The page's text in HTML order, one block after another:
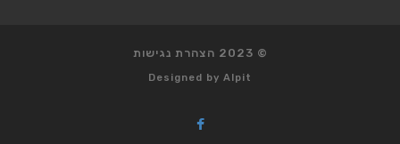
© 2023 הצהרת נגישות
Designed by Alpit